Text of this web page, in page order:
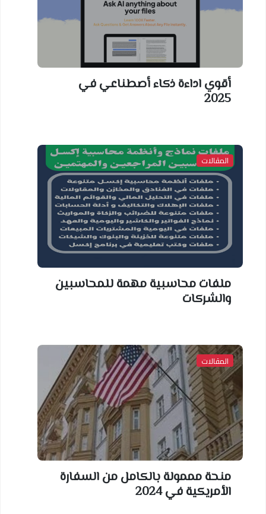
اداءة ذكاء أصطناعي في
محاسبية مهمة للمحاسبين
مممولة بالكامل من السفارة
في 2024